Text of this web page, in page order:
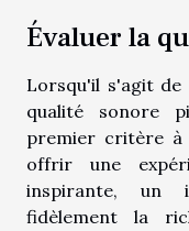
Évaluer la
Lorsqu'il s'agit de
qualité sonore
premier critère à
offrir une
inspirante, un
fidèlement la